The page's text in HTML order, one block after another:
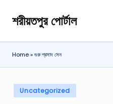
Skip
content
শরীয়তপুর পোর্টাল
শরীয়তপুর
জেলা
বিষয়ক
পোর্টাল
Home»গুরু প্রসাদ সেন
Posted
in
Uncategorized